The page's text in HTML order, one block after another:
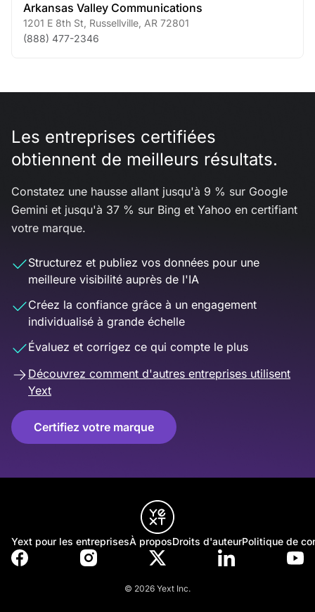
Arkansas Valley Communications
1201 E 8th St Russellville AR 72801
(888) 477-2346
Les entreprises certifiées
obtiennent de meilleurs résultats.
Constatez une hausse allant jusqu'à 9 % sur Google
Gemini et jusqu'à 37 % sur Bing et Yahoo en certifiant
votre marque.
Structurez et publiez vos données pour une
meilleure visibilité auprès de l'IA
Créez la confiance grâce à un engagement
individualisé à grande échelle
Évaluez et corrigez ce qui compte le plus
Découvrez comment d'autres entreprises utilisent
Yext
Certifiez votre marque
Yext pour les entreprisesÀ proposDroits d'auteurPolitique de
© 2026 Yext Inc.